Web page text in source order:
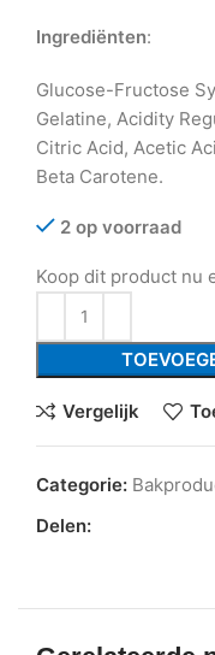
Ingrediënten:
Glucose-Fructose
Gelatine, Acidity
Citric Acid, Acetic
Beta Carotene.
2 op voorraad
Koop dit product nu
Vergelijk
Categorie:
Delen: